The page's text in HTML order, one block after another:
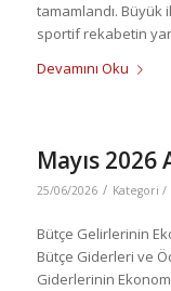
tamamlandı. Büyük
sportif rekabetin
Devamını Oku
Mayıs 2026
25/06/2026 / Kategori /
Bütçe Gelirlerinin
Bütçe Giderleri ve
Giderlerinin